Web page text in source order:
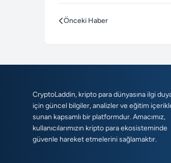
Önceki Haber
CryptoLaddin, kripto para dünyasına ilgi
için güncel bilgiler, analizler ve eğitim
sunan kapsamlı bir platformdur. Amacımız,
kullanıcılarımızın kripto para ekosisteminde
güvenle hareket etmelerini sağlamaktır.